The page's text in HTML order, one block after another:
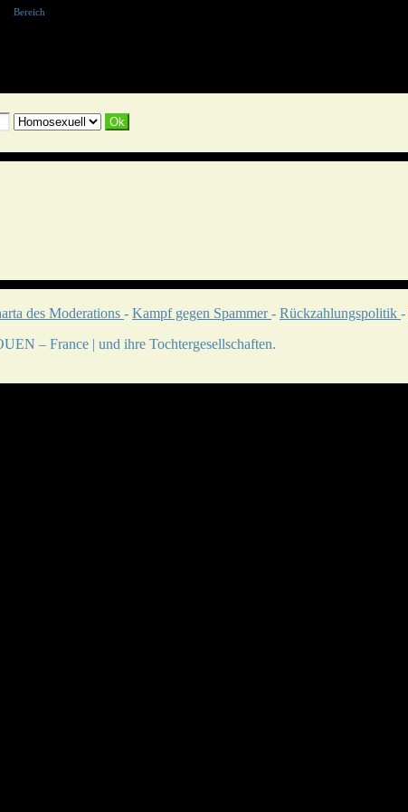
Bereich
des Moderations - Kampf gegen Spammer- Rückzahlungspolitik -
– France | und ihre Tochtergesellschaften.